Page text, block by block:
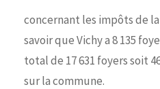
concernant les impôts de
savoir que Vichy a 8 135
total de 17 631 foyers soit
sur la commune.